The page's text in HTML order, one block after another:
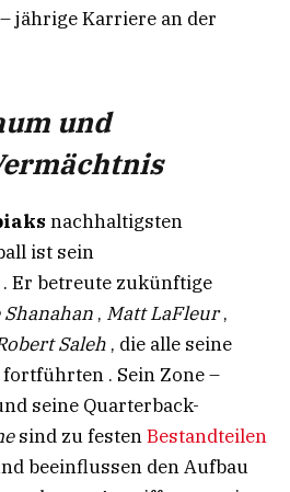
jährige Karriere an der
und
nachhaltigsten
ist sein
. Er betreute zukünftige
Shanahan , Matt LaFleur,
Saleh , die alle seine
. Sein Zone –
seine Quarterback-
sind zu festenBestandteilen
beeinflussen den Aufbau